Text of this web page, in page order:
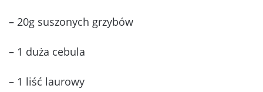
– 20g suszonych grzybów
– 1 duża cebula
– 1 liść laurowy